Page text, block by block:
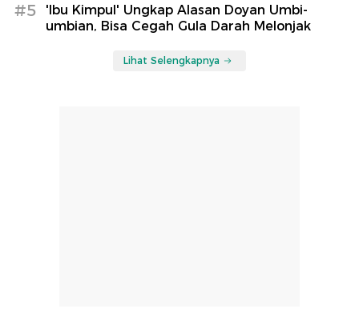
#5
'Ibu Kimpul' Ungkap Alasan Doyan Umbi-
umbian, Bisa Cegah Gula Darah Melonjak
Lihat Selengkapnya